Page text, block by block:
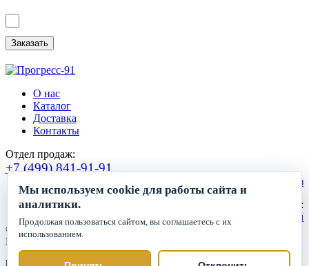
О нас
Каталог
Доставка
Контакты
Отдел продаж:
+7 (499) 841-91-91
Сделать заказ
Круглосуточный прием заявок:
zakaz1@progress91.ru
©2019-2026. ООО «ГК Прогресс»
Все права защищены.
Политика обработки персональных данных
Мы используем cookie для работы сайта и
аналитики.
Продолжая пользоваться сайтом, вы соглашаетесь с их
использованием.